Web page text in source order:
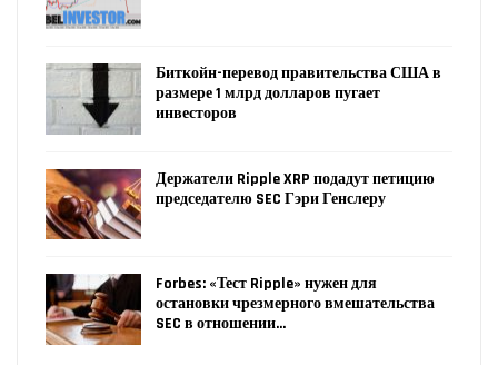
Биткойн-перевод правительства США в
размере 1 млрд долларов пугает
инвесторов
Держатели Ripple XRP подадут петицию
председателю SEC Гэри Генслеру
Forbes: «Тест Ripple» нужен для
остановки чрезмерного вмешательства
SEC в отношении…